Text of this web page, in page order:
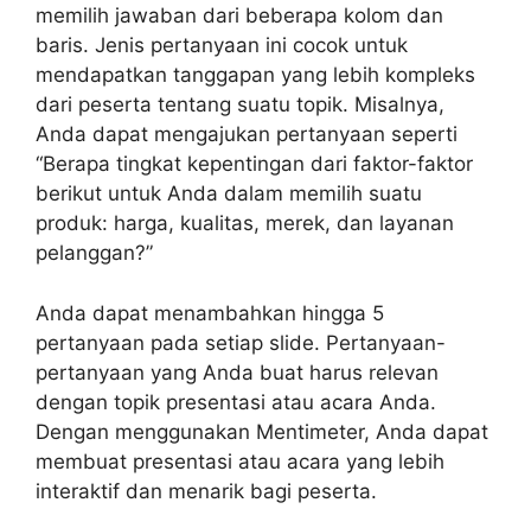
memilih jawaban dari beberapa kolom dan
baris. Jenis pertanyaan ini cocok untuk
mendapatkan tanggapan yang lebih kompleks
dari peserta tentang suatu topik. Misalnya,
Anda dapat mengajukan pertanyaan seperti
“Berapa tingkat kepentingan dari faktor-faktor
berikut untuk Anda dalam memilih suatu
produk: harga, kualitas, merek, dan layanan
pelanggan?”
Anda dapat menambahkan hingga 5
pertanyaan pada setiap slide. Pertanyaan-
pertanyaan yang Anda buat harus relevan
dengan topik presentasi atau acara Anda.
Dengan menggunakan Mentimeter, Anda dapat
membuat presentasi atau acara yang lebih
interaktif dan menarik bagi peserta.